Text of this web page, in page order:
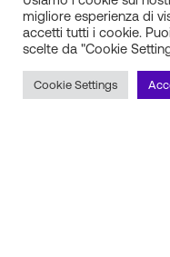
P.IVA 01688940608
migliore esperienza di
accetti tutti i cookie.
scelte da "Cookie
Cookie Settings